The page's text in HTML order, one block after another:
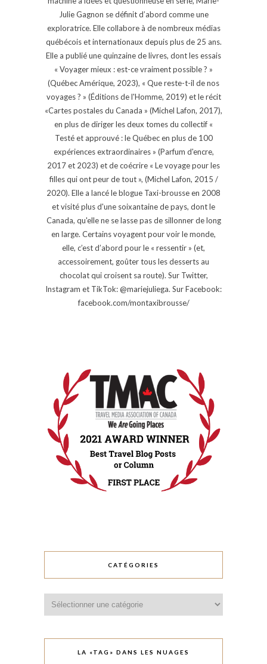
Julie Gagnon se définit d’abord comme une
exploratrice. Elle collabore à de nombreux médias
québécois et internationaux depuis plus de 25 ans.
Elle a publié une quinzaine de livres, dont les essais
« Voyager mieux : est-ce vraiment possible ? »
(Québec Amérique, 2023), « Que reste-t-il de nos
voyages ? » (Éditions de l'Homme, 2019) et le récit
«Cartes postales du Canada » (Michel Lafon, 2017),
en plus de diriger les deux tomes du collectif «
Testé et approuvé : le Québec en plus de 100
expériences extraordinaires » (Parfum d'encre,
2017 et 2023) et de coécrire « Le voyage pour les
filles qui ont peur de tout », (Michel Lafon, 2015 /
2020). Elle a lancé le blogue Taxi-brousse en 2008
et visité plus d'une soixantaine de pays, dont le
Canada, qu'elle ne se lasse pas de sillonner de long
en large. Certains voyagent pour voir le monde,
elle, c’est d’abord pour le « ressentir » (et,
accessoirement, goûter tous les desserts au
chocolat qui croisent sa route). Sur Twitter,
Instagram et TikTok: @mariejuliega. Sur Facebook:
facebook.com/montaxibrousse/
CATÉGORIES
LA «TAG» DANS LES NUAGES